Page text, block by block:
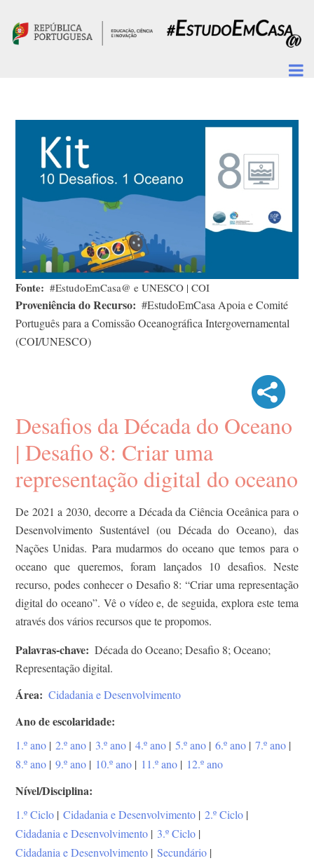
Fonte #EstudoEmCasa@ e UNESCO | COI
Proveniência do Recurso
#EstudoEmCasa Apoia e Comité
Português para a Comissão Oceanográfica Intergovernamental
(COI/UNESCO)
Desafios da Década do Oceano
| Desafio 8: Criar uma
representação digital do oceano
De 2021 a 2030, decorre a Década da Ciência Oceânica para o
Desenvolvimento Sustentável (ou Década do Oceano), das
Nações Unidas. Para mudarmos do oceano que temos para o
oceano que queremos, foram lançados 10 desafios. Neste
recurso, podes conhecer o Desafio 8: “Criar uma representação
digital do oceano”. Vê o vídeo e, de seguida, explora este tema
através dos vários recursos que te propomos.
Palavras-chave
Década do Oceano; Desafio 8; Oceano;
Representação digital.
Área Cidadania e Desenvolvimento
Ano de escolaridade
1.º ano | 2.º ano | 3.º ano | 4.º ano | 5.º ano | 6.º ano | 7.º ano |
8.º ano | 9.º ano | 10.º ano | 11.º ano | 12.º ano
Nível/Disciplina
1.º Ciclo | Cidadania e Desenvolvimento | 2.º Ciclo |
Cidadania e Desenvolvimento | 3.º Ciclo |
Cidadania e Desenvolvimento | Secundário |